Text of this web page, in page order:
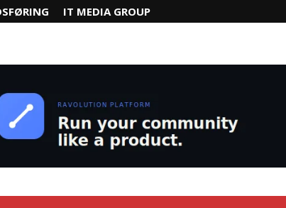
IT MEDIA GROUP